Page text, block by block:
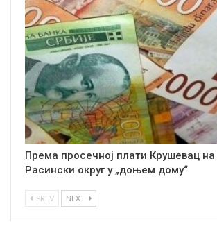
Према просечној плати Крушевац на
Расински округ у „доњем дому“
PREV NEXT